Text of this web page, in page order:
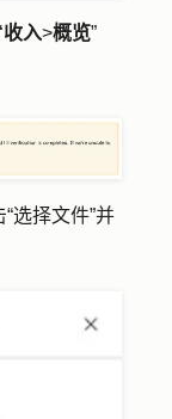
收入>概览”
“选择文件”并